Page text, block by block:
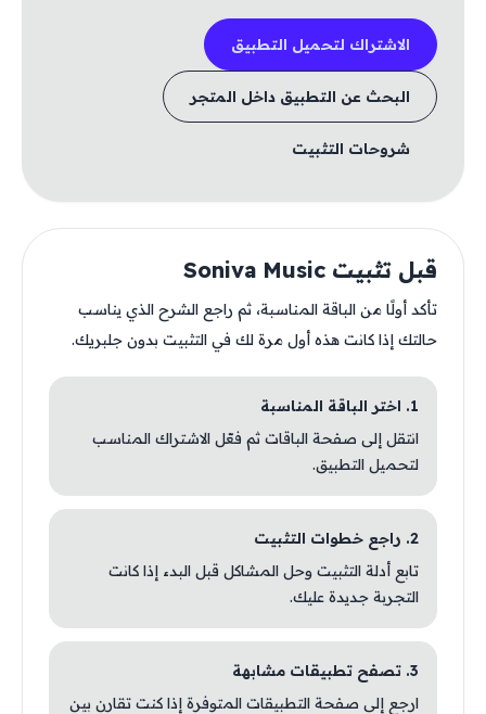
الاشتراك لتحميل التطبيق
البحث عن التطبيق داخل المتجر
شروحات التثبيت
قبل تثبيت Soniva Music
تأكد أولًا من الباقة المناسبة، ثم راجع الشرح الذي يناسب
حالتك إذا كانت هذه أول مرة لك في التثبيت بدون جلبريك.
1. اختر الباقة المناسبة
انتقل إلى صفحة الباقات ثم فعّل الاشتراك المناسب
لتحميل التطبيق.
2. راجع خطوات التثبيت
تابع أدلة التثبيت وحل المشاكل قبل البدء إذا كانت
التجربة جديدة عليك.
3. تصفح تطبيقات مشابهة
ارجع إلى صفحة التطبيقات المتوفرة إذا كنت تقارن بين